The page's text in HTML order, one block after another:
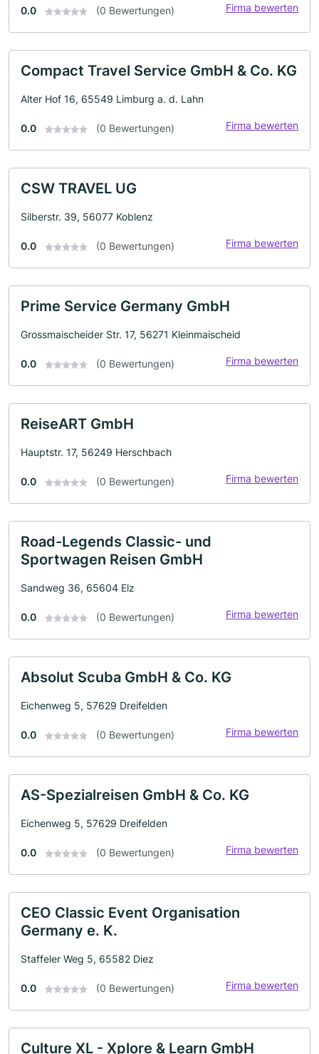
0.0 (0 Bewertungen) Firma bewerten
Compact Travel Service GmbH & Co. KG
Alter Hof 16, 65549 Limburg a. d. Lahn
0.0 (0 Bewertungen) Firma bewerten
CSW TRAVEL UG
Silberstr. 39, 56077 Koblenz
0.0 (0 Bewertungen) Firma bewerten
Prime Service Germany GmbH
Grossmaischeider Str. 17, 56271 Kleinmaischeid
0.0 (0 Bewertungen) Firma bewerten
ReiseART GmbH
Hauptstr. 17, 56249 Herschbach
0.0 (0 Bewertungen) Firma bewerten
Road-Legends Classic- und
Sportwagen Reisen GmbH
Sandweg 36, 65604 Elz
0.0 (0 Bewertungen) Firma bewerten
Absolut Scuba GmbH & Co. KG
Eichenweg 5, 57629 Dreifelden
0.0 (0 Bewertungen) Firma bewerten
AS-Spezialreisen GmbH & Co. KG
Eichenweg 5, 57629 Dreifelden
0.0 (0 Bewertungen) Firma bewerten
CEO Classic Event Organisation
Germany e. K.
Staffeler Weg 5, 65582 Diez
0.0 (0 Bewertungen) Firma bewerten
Culture XL - Xplore & Learn GmbH